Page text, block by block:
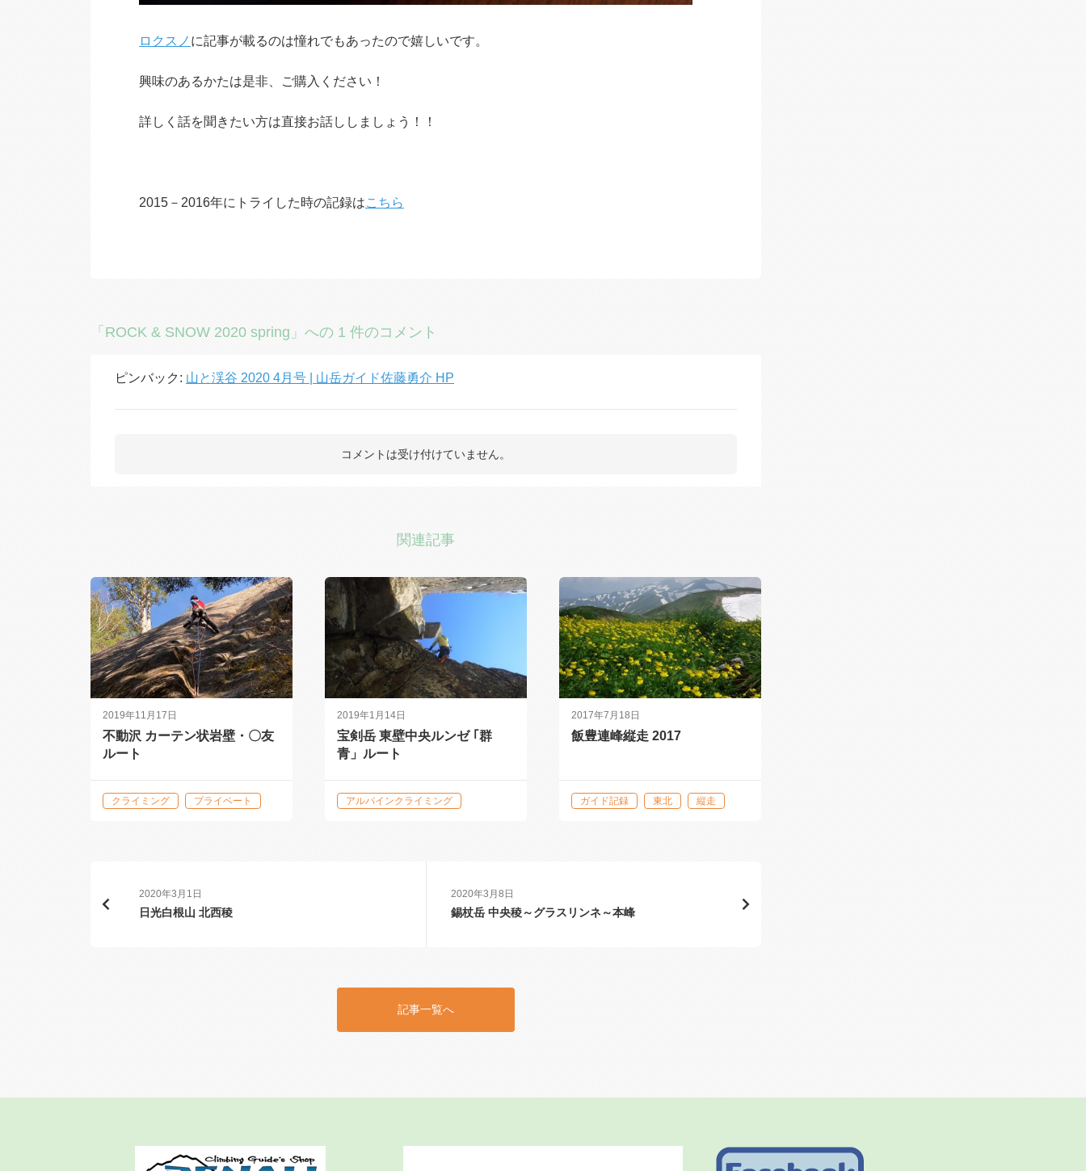
ロクスノ に記事が載るのは憧れでもあったので嬉しいです。
興味のあるかたは是非、ご購入ください！
詳しく話を聞きたい方は直接お話ししましょう！！
2015－2016年にトライした時の記録はこちら
「ROCK & SNOW 2020 spring」への 1 件のコメント
ピンバック: 山と渓谷 2020 4月号 | 山岳ガイド佐藤勇介 HP
コメントは受け付けていません。
関連記事
2019年11月17日
不動沢 カーテン状岩壁・〇友
ルート
クライミング プライベート
2019年1月14日
宝剣岳 東壁中央ルンゼ ｢群
青」ルート
アルパインクライミング
2017年7月18日
飯豊連峰縦走 2017
ガイド記録 東北 縦走
2020年3月1日
日光白根山 北西稜
2020年3月8日
錫杖岳 中央稜～グラスリンネ～本峰
記事一覧へ